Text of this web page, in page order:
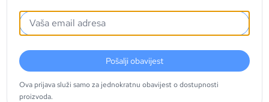
Pošalji obavijest
Ova prijava služi samo za jednokratnu obavijest o dostupnosti
proizvoda.